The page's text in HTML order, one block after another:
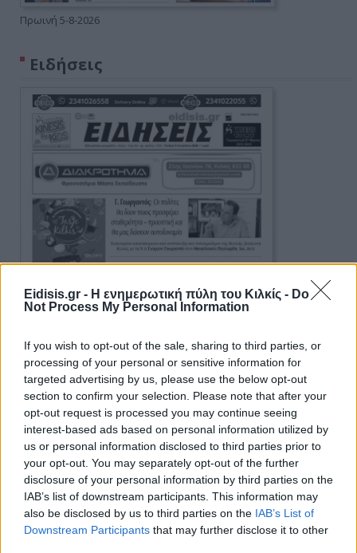
Eidisis.gr - Η ενημερωτική πύλη του Κιλκίς - Do
Not Process My Personal Information
If you wish to opt-out of the sale, sharing to third parties, or
processing of your personal or sensitive information for
targeted advertising by us, please use the below opt-out
section to confirm your selection. Please note that after your
opt-out request is processed you may continue seeing
interest-based ads based on personal information utilized by
us or personal information disclosed to third parties prior to
your opt-out. You may separately opt-out of the further
disclosure of your personal information by third parties on the
IAB’s list of downstream participants. This information may
also be disclosed by us to third parties on the IAB’s List of
Downstream Participants that may further disclose it to other
Πρωινή 5-8-2026
Ειδήσεις
Ειδήσεις 5-8-2026